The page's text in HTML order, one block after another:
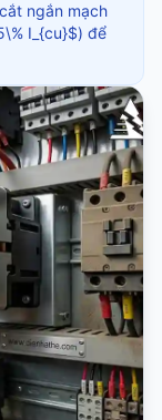
ngắn mạch
I_{cu}$) để